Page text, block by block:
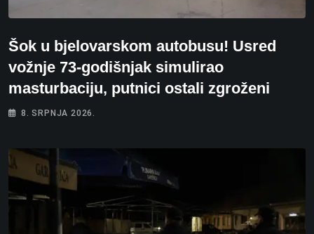
Šok u bjelovarskom autobusu! Usred
vožnje 73-godišnjak simulirao
masturbaciju, putnici ostali zgroženi
8. SRPNJA 2026.